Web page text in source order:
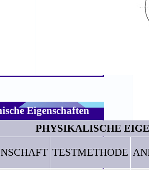
Eigenschaften
PHYSIKALISCHE
TESTMETHODE